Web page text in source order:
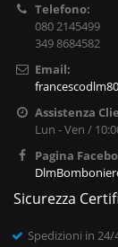
Telefono:
080 2145499
349 8684582
Email:
Assistenza
Lun - Ven /
Pagina
Sicurezza
Spedizioni in 24/